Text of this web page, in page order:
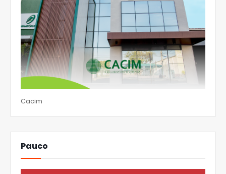
Cacim
Pauco